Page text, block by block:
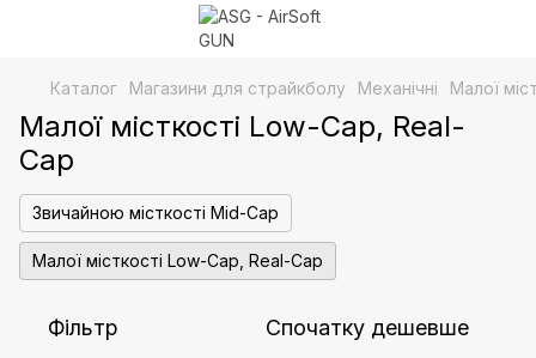
Каталог Магазини для страйкболу Механічні Малої
Малої місткості Low-Cap, Real-
Cap
Звичайною місткості Mid-Cap
Малої місткості Low-Cap, Real-Cap
Фільтр Спочатку дешевше